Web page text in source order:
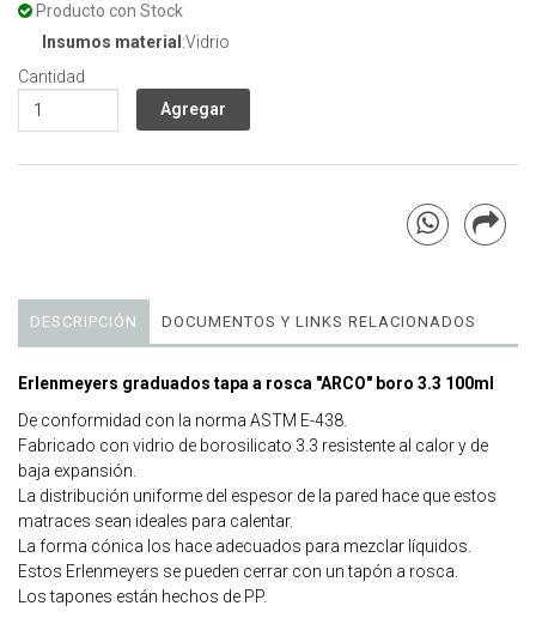
Producto con Stock
Insumos material :Vidrio
Cantidad
DESCRIPCIÓN DOCUMENTOS Y LINKS RELACIONADOS
Erlenmeyers graduados tapa a rosca "ARCO" boro 3.3 100ml
De conformidad con la norma ASTM E-438.
Fabricado con vidrio de borosilicato 3.3 resistente al calor y de
baja expansión.
La distribución uniforme del espesor de la pared hace que estos
matraces sean ideales para calentar.
La forma cónica los hace adecuados para mezclar líquidos.
Estos Erlenmeyers se pueden cerrar con un tapón a rosca.
Los tapones están hechos de PP.